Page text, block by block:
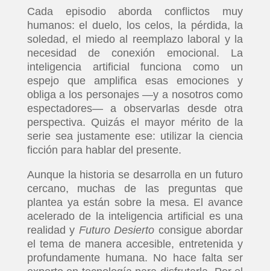
Cada episodio aborda conflictos muy
humanos: el duelo, los celos, la pérdida, la
soledad, el miedo al reemplazo laboral y la
necesidad de conexión emocional. La
inteligencia artificial funciona como un
espejo que amplifica esas emociones y
obliga a los personajes —y a nosotros como
espectadores— a observarlas desde otra
perspectiva. Quizás el mayor mérito de la
serie sea justamente ese: utilizar la ciencia
ficción para hablar del presente.
Aunque la historia se desarrolla en un futuro
cercano, muchas de las preguntas que
plantea ya están sobre la mesa. El avance
acelerado de la inteligencia artificial es una
realidad y Futuro Desierto consigue abordar
el tema de manera accesible, entretenida y
profundamente humana. No hace falta ser